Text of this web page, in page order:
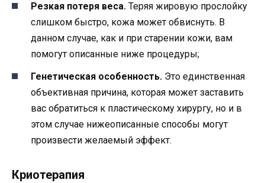
Резкая потеря веса. Теряя жировую прослойку
слишком быстро, кожа может обвиснуть. В
данном случае, как и при старении кожи, вам
помогут описанные ниже процедуры;
Генетическая особенность. Это единственная
объективная причина, которая может заставить
вас обратиться к пластическому хирургу, но и в
этом случае нижеописанные способы могут
произвести желаемый эффект.
Криотерапия